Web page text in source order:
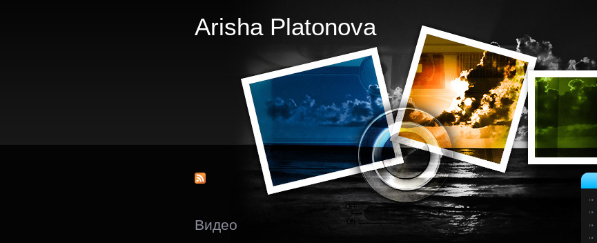
Arisha Platonova
Видео